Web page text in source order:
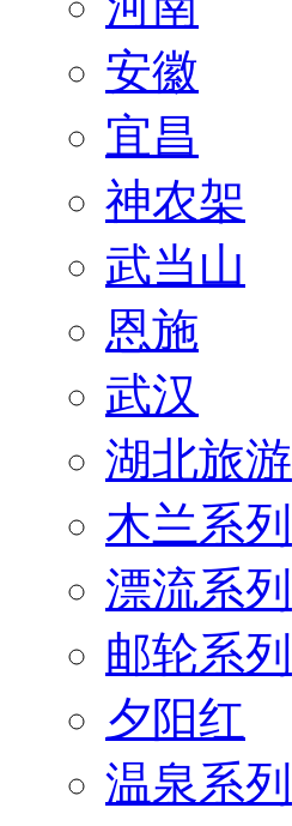
安徽
宜昌
神农架
武当山
恩施
武汉
湖北旅游
木兰系列
漂流系列
邮轮系列
夕阳红
温泉系列